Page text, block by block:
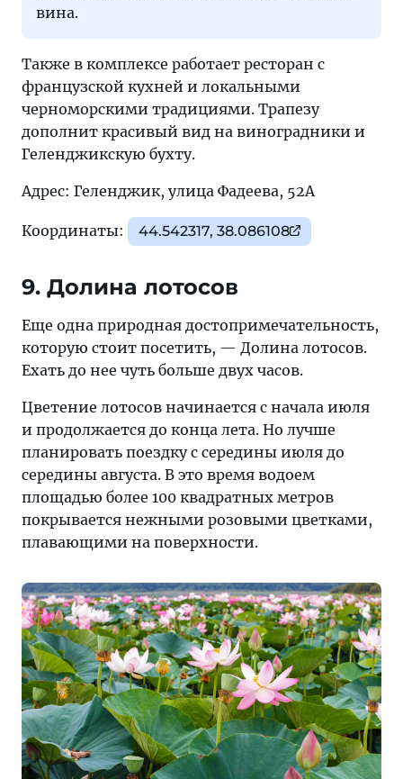
вина.
Также в комплексе работает ресторан с
французской кухней и локальными
черноморскими традициями. Трапезу
дополнит красивый вид на виноградники и
Геленджикскую бухту.
Адрес: Геленджик, улица Фадеева, 52А
Координаты: 44.542317, 38.086108
9. Долина лотосов
Еще одна природная достопримечательность,
которую стоит посетить, — Долина лотосов.
Ехать до нее чуть больше двух часов.
Цветение лотосов начинается с начала июля
и продолжается до конца лета. Но лучше
планировать поездку с середины июля до
середины августа. В это время водоем
площадью более 100 квадратных метров
покрывается нежными розовыми цветками,
плавающими на поверхности.